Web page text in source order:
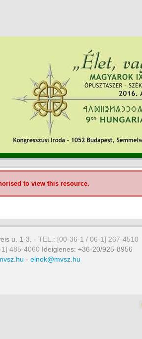
to view this resource.
u. 1-3. - TEL.: [00-36-1 / 06-1] 267-4510
485-4060 Ideiglenes: +36-20/925-8956
- elnok@mvsz.hu